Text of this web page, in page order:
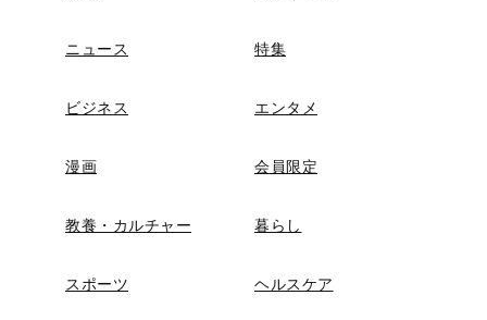
ニュース 特集
ビジネス エンタメ
漫画 会員限定
教養・カルチャー 暮らし
スポーツ ヘルスケア